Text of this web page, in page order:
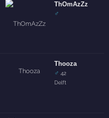
ThOmAzZz
♂
Thooza
♂ 42
Delft